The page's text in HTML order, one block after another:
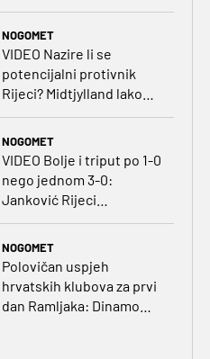
NOGOMET
VIDEO Nazire li se
potencijalni protivnik
Rijeci? Midtjylland lako
protiv Iraca za slavlje u
NOGOMET
VIDEO Bolje i triput po 1-0
nego jednom 3-0:
Janković Rijeci
protivnika
NOGOMET
Polovičan uspjeh
hrvatskih klubova za prvi
dan Ramljaka: Dinamo